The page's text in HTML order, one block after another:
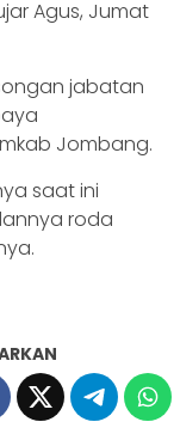
Agus, Jumat
jabatan
Jombang.
saat ini
roda